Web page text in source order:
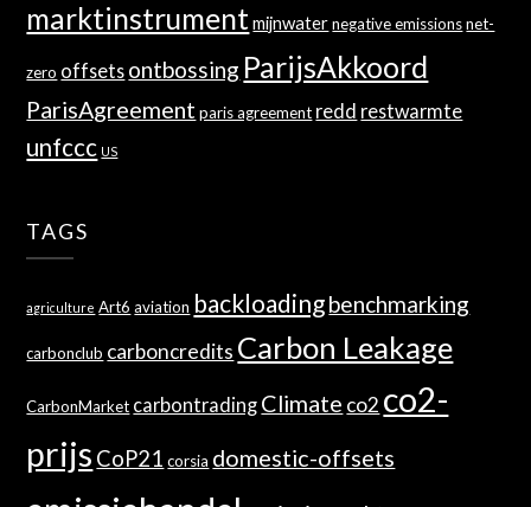
marktinstrumentmijnwater negative emissions net-
zero offsets ontbossing ParijsAkkoord
ParisAgreement paris agreement redd restwarmte
unfccc US
TAGS
agriculture Art6 aviation backloadingbenchmarking
carbonclub carboncredits Carbon Leakage
CarbonMarket carbontrading Climate co2 co2-
prijs CoP21 corsia domestic-offsets